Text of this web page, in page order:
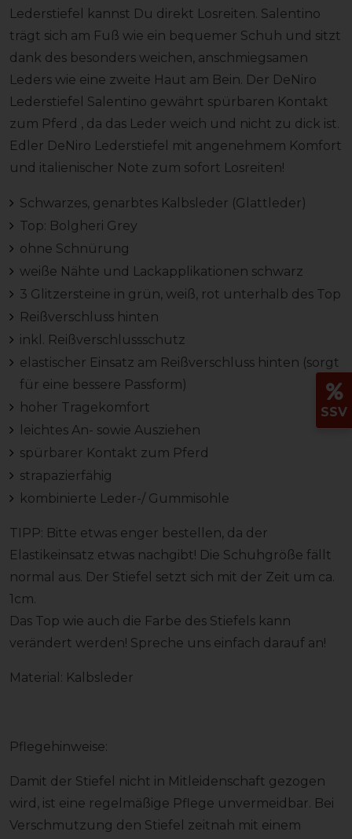
Lederstiefel kannst Du direkt Losreiten. Salentino
trägt sich am Fuß wie ein bequemer Schuh und sitzt
dank des besonders weichen, anschmiegsamen
Leders wie eine zweite Haut am Bein. Der DeNiro
Lederstiefel Salentino gewährt spürbaren Kontakt
zum Pferd , da das Leder weich und nicht zu dick ist.
Edler DeNiro Lederstiefel mit angenehmem Komfort
und italienischer Note zum sofort Losreiten!
Schwarzes, genarbtes Kalbsleder (Glattleder)
Top: Bolgheri Grey
ohne Schnürung
weiße Nähte und Lackapplikationen schwarz
3 Glitzersteine in grün, weiß, rot unterhalb des Top
Reißverschluss hinten
inkl. Reißverschlussschutz
elastischer Einsatz am Reißverschluss hinten (sorgt
für eine bessere Passform)
hoher Tragekomfort
leichtes An- sowie Ausziehen
spürbarer Kontakt zum Pferd
strapazierfähig
kombinierte Leder-/ Gummisohle
TIPP: Bitte etwas enger bestellen, da der
Elastikeinsatz etwas nachgibt! Die Schuhgröße fällt
normal aus. Der Stiefel setzt sich mit der Zeit um ca.
1cm.
Das Top wie auch die Farbe des Stiefels kann
verändert werden! Spreche uns einfach darauf an!
Material: Kalbsleder
Pflegehinweise:
Damit der Stiefel nicht in Mitleidenschaft gezogen
wird, ist eine regelmäßige Pflege unvermeidbar. Bei
Verschmutzung den Stiefel zeitnah mit einem
SSV